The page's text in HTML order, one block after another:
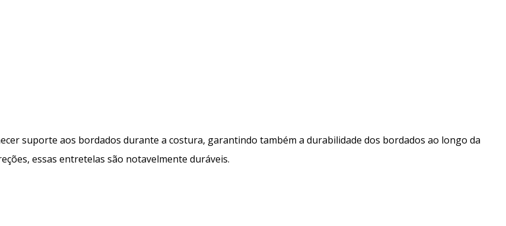
suporte aos bordados durante a costura, garantindo também a durabilidade dos bordados ao longo da
essas entretelas são notavelmente duráveis.